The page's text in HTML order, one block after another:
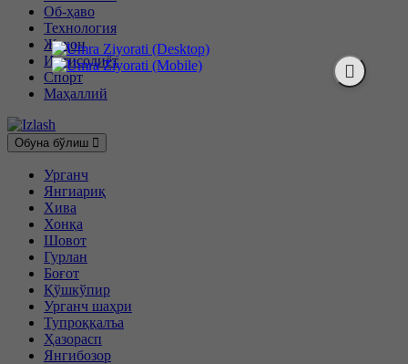
Об-ҳаво
Технология
Жаҳон
Иқтисодиёт
Спорт
Маҳаллий
Обуна бўлиш
Урганч
Янгиариқ
Хива
Хонқа
Шовот
Гурлан
Боғот
Қўшкўпир
Урганч шаҳри
Тупроққалъа
Ҳазорасп
Янгибозор